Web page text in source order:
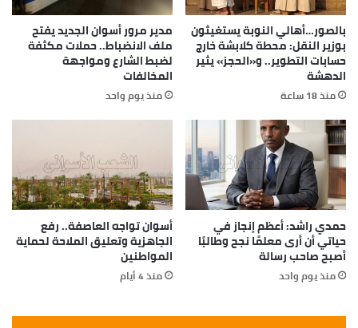
.
:::
بالصور…أهالي النوبة يستغيثون
بوزير النقل: محطة كلابشة خارج
حسابات التطوير.. و«الحجز» يثير
الدهشة
منذ 18 ساعة
مدير مرور أسوان الجديد يفتح
ملف الانضباط.. حملات مكثفة
لضبط الشارع ومواجهة
المخالفات
منذ يوم واحد
حمدي راشد: أعظم إنجاز في
حياتي أن أرى معلمًا نجح وطالبًا
أصبح صاحب رسالة
منذ يوم واحد
أسوان تواجه العاصفة.. رفع
الجاهزية وتعليق الملاحة لحماية
المواطنين
منذ 4 أيام